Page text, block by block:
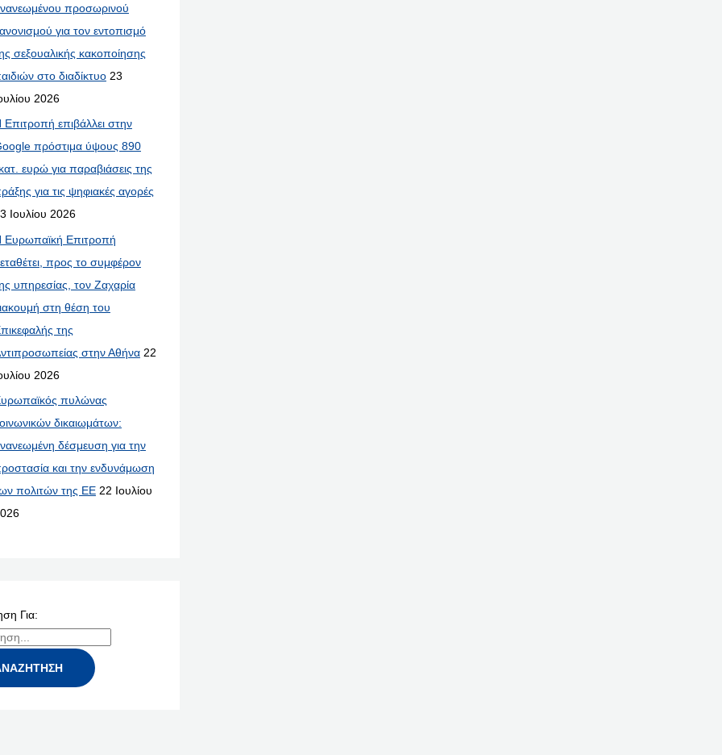
προσωρινού
για τον εντοπισμό
σεξουαλικής κακοποίησης
στο διαδίκτυο 23
2026
Επιτροπή επιβάλλει στην
πρόστιμα ύψους 890
ευρώ για παραβιάσεις της
για τις ψηφιακές αγορές
Ιουλίου 2026
Ευρωπαϊκή Επιτροπή
προς το συμφέρον
υπηρεσίας, τον Ζαχαρία
στη θέση του
της
στην Αθήνα 22
2026
πυλώνας
δικαιωμάτων:
δέσμευση για την
και την ενδυνάμωση
πολιτών της ΕΕ 22 Ιουλίου
Για: